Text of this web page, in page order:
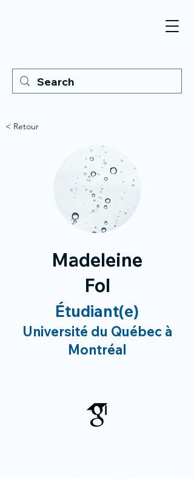
< Retour
Madeleine
Fol
Étudiant(e)
Université du Québec à
Montréal